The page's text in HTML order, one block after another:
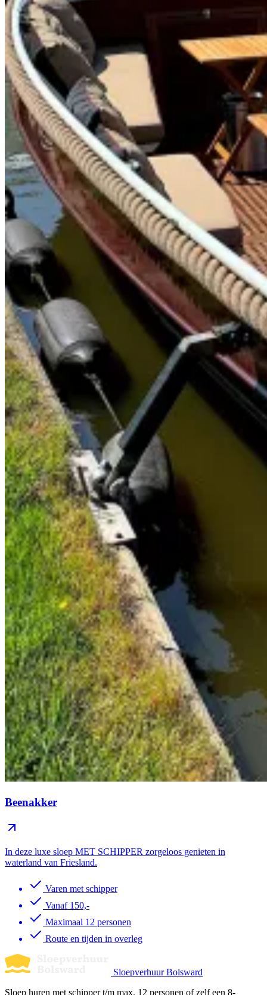
Beenakker
In deze luxe sloep MET SCHIPPER zorgeloos genieten in
waterland van Friesland.
Varen met schipper
Vanaf 150,-
Maximaal 12 personen
Route en tijden in overleg
Sloepverhuur Bolsward
Sloep huren met schipper t/m max. 12 personen of zelf een 8-